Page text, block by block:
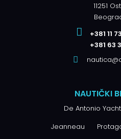
11251
+381 11
+381 63
NAUTIČKI
De Antonio
Jeanneau